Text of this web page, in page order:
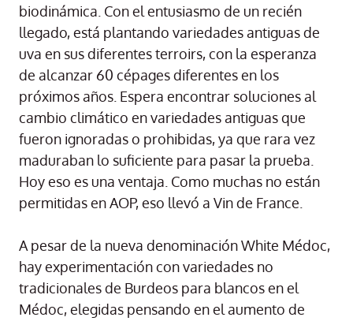
biodinámica. Con el entusiasmo de un recién
llegado, está plantando variedades antiguas de
uva en sus diferentes terroirs, con la esperanza
de alcanzar 60 cépages diferentes en los
próximos años. Espera encontrar soluciones al
cambio climático en variedades antiguas que
fueron ignoradas o prohibidas, ya que rara vez
maduraban lo suficiente para pasar la prueba.
Hoy eso es una ventaja. Como muchas no están
permitidas en AOP, eso llevó a Vin de France.
A pesar de la nueva denominación White Médoc,
hay experimentación con variedades no
tradicionales de Burdeos para blancos en el
Médoc, elegidas pensando en el aumento de